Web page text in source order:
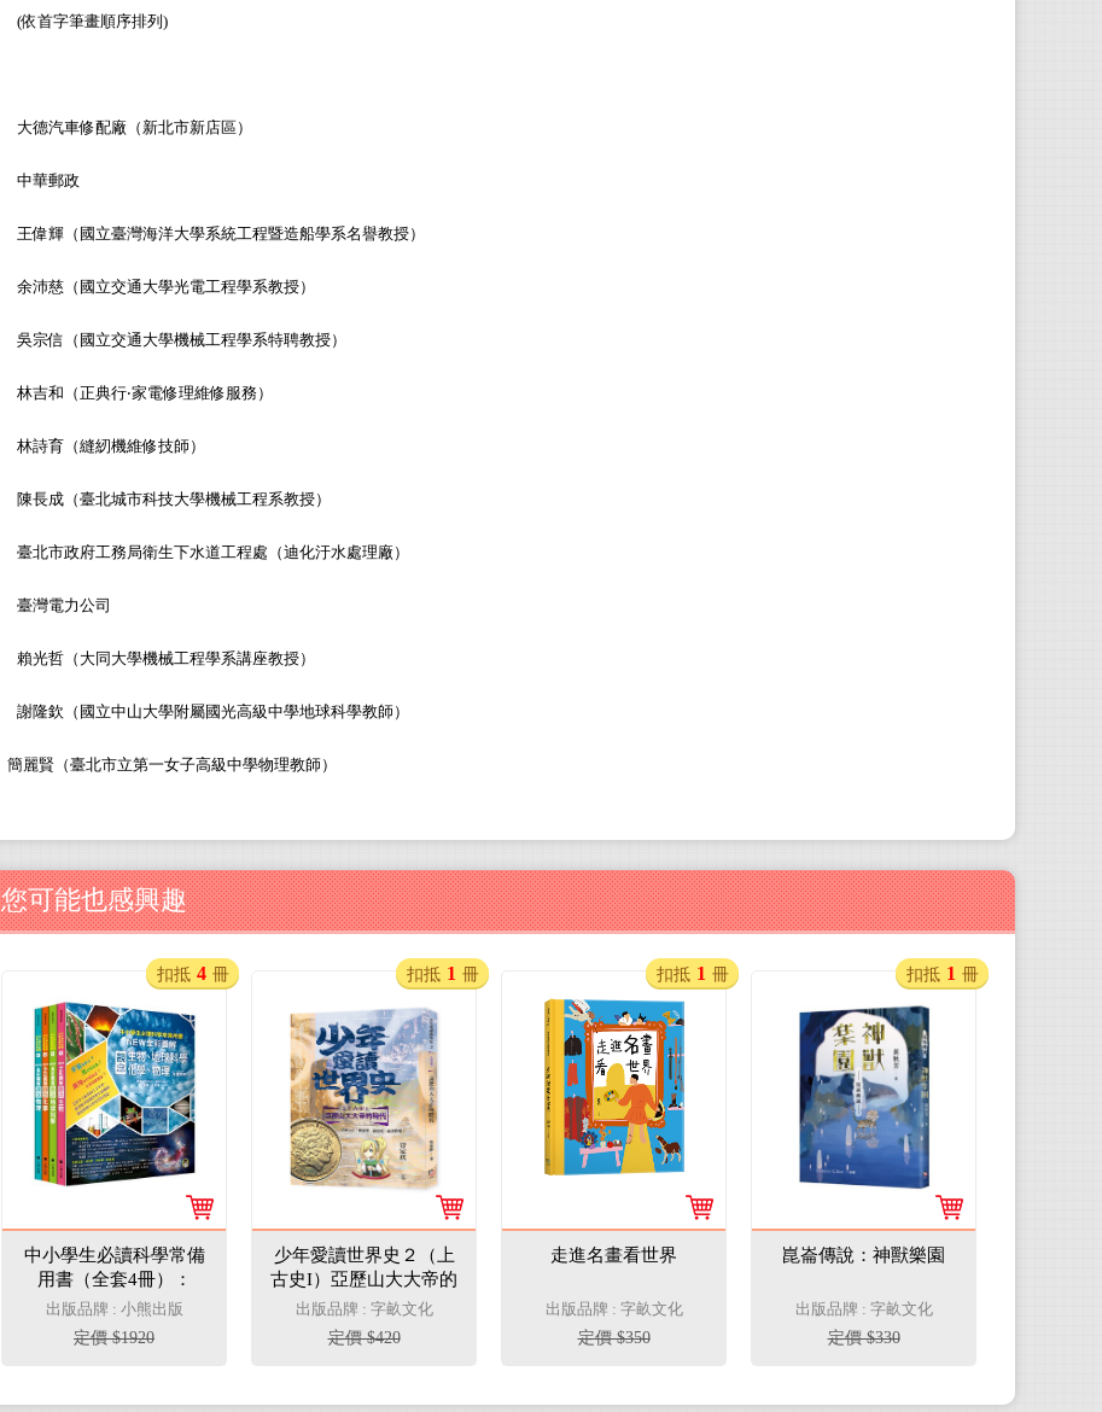
(依首字筆畫順序排列)
大德汽車修配廠（新北市新店區）
中華郵政
王偉輝（國立臺灣海洋大學系統工程暨造船學系名譽教授）
余沛慈（國立交通大學光電工程學系教授）
吳宗信（國立交通大學機械工程學系特聘教授）
林吉和（正典行‧家電修理維修服務）
林詩育（縫紉機維修技師）
陳長成（臺北城市科技大學機械工程系教授）
臺北市政府工務局衛生下水道工程處（迪化汙水處理廠）
臺灣電力公司
賴光哲（大同大學機械工程學系講座教授）
謝隆欽（國立中山大學附屬國光高級中學地球科學教師）
簡麗賢（臺北市立第一女子高級中學物理教師）
您可能也感興趣
中小學生必讀科學常備
用書（全套4冊）：
NEW全彩圖解觀念生
物、地球科學、化學、
物理
出版品牌 : 小熊出版
定價 $1920
扣抵 4 冊
少年愛讀世界史２（上
古史I）亞歷山大大帝的
年代：亞歷山大，聽說
你一面打仗一面讀哲
學？
出版品牌 : 字畝文化
定價 $420
扣抵 1 冊
走進名畫看世界
出版品牌 : 字畝文化
定價 $350
扣抵 1 冊
崑崙傳說：神獸樂園
出版品牌 : 字畝文化
定價 $330
扣抵 1 冊